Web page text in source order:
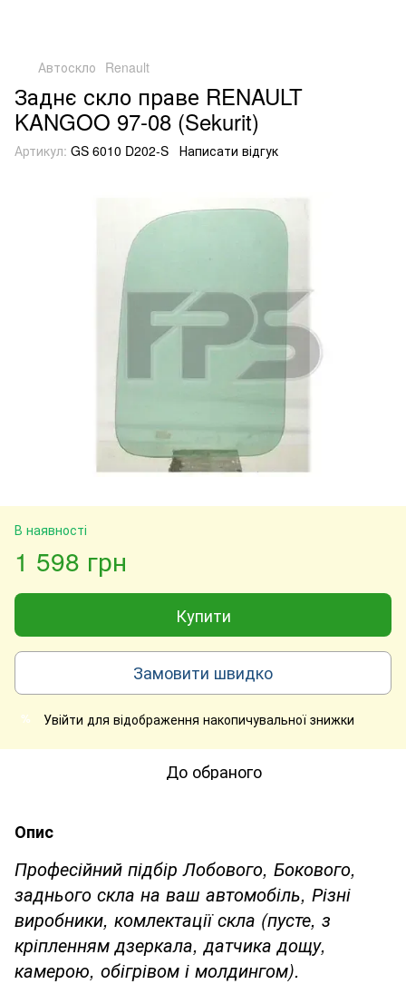
Автоскло Renault
Заднє скло праве RENAULT
KANGOO 97-08 (Sekurit)
Артикул: GS 6010 D202-S Написати відгук
В наявності
1 598 грн
Купити
Замовити швидко
% Увійти для відображення накопичувальної знижки
До обраного
Опис
Професійний підбір Лобового, Бокового,
заднього скла на ваш автомобіль, Різні
виробники, комлектації скла (пусте, з
кріпленням дзеркала, датчика дощу,
камерою, обігрівом і молдингом).